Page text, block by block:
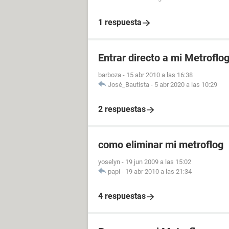
1 respuesta
Entrar directo a mi Metroflog
barboza - 15 abr 2010 a las 16:38
José_Bautista - 5 abr 2020 a las 10:29
2 respuestas
como eliminar mi metroflog
yoselyn - 19 jun 2009 a las 15:02
papi - 19 abr 2010 a las 21:34
4 respuestas